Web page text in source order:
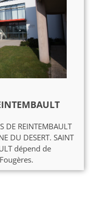
DE REINTEMBAULT
DU DESERT. SAINT
dépend de